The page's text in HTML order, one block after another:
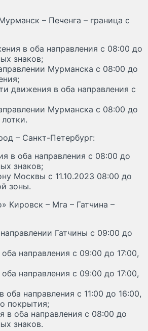
– Печенга – граница с
в оба направления с 08:00 до
знаков;
Мурманска с 08:00 до
движения в оба направления с
Мурманска с 08:00 до
– Санкт-Петербург:
в оба направления с 08:00 до
знаков;
Москвы с 11.10.2023 08:00 до
зоны.
Кировск – Мга – Гатчина –
Гатчины с 09:00 до
направления с 09:00 до 17:00,
направления с 09:00 до 17:00,
направления с 11:00 до 16:00,
покрытия;
в оба направления с 08:00 до
знаков.